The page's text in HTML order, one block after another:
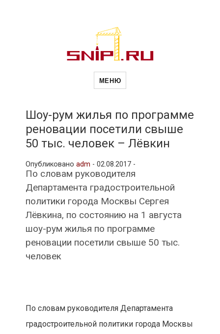
Новости
и
рубрики
МЕНЮ
Шоу-рум жилья по программе
реновации посетили свыше
50 тыс. человек – Лёвкин
Опубликовано adm - 02.08.2017 -
По словам руководителя
Департамента градостроительной
политики города Москвы Сергея
Лёвкина, по состоянию на 1 августа
шоу-рум жилья по программе
реновации посетили свыше 50 тыс.
человек
По словам руководителя Департамента
градостроительной политики города Москвы